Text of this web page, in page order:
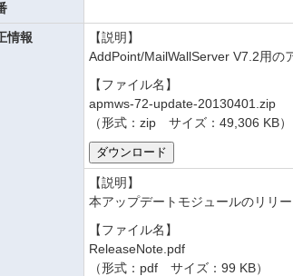
情報
【説明】
AddPoint/MailWallServer V7.2用の
【ファイル名】
apmws-72-update-20130401.zip
（形式：zip サイズ：49,306 KB）
【説明】
本アップデートモジュールのリリー
【ファイル名】
ReleaseNote.pdf
（形式：pdf サイズ：99 KB）